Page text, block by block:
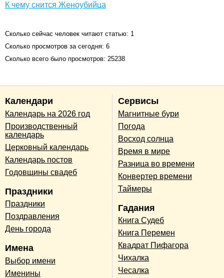
К чему снится Женоубийца
Сколько сейчас человек читают статью: 1
Сколько просмотров за сегодня: 6
Сколько всего было просмотров: 25238
Календари
Календарь на 2026 год
Производственный
календарь
Церковный календарь
Календарь постов
Годовщины свадеб
Праздники
Праздники
Поздравления
День города
Имена
Выбор имени
Именины
Сервисы
Магнитные бури
Погода
Восход солнца
Время в мире
Разница во времени
Конвертер времени
Таймеры
Гадания
Книга Судеб
Книга Перемен
Квадрат Пифагора
Чихалка
Чесалка